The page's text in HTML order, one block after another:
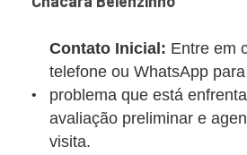
Contato Inicial: Entre em
telefone ou WhatsApp
problema que está
avaliação preliminar e
visita.